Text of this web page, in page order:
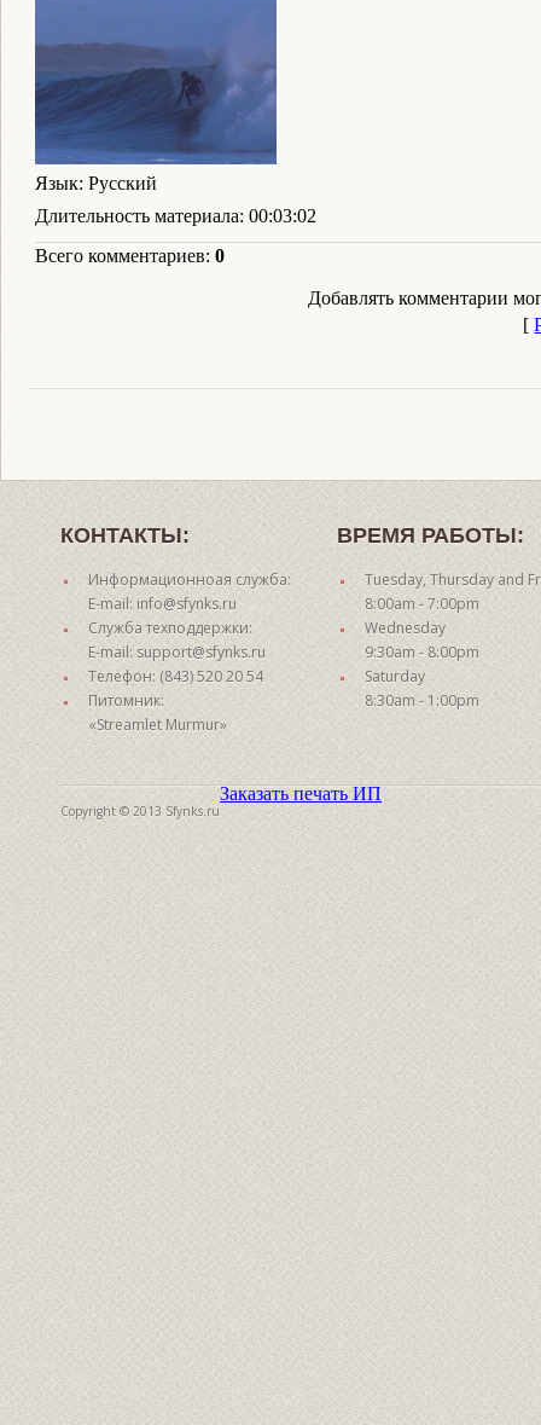
Язык: Русский
Длительность материала: 00:03:02
Всего комментариев: 0
Добавлять комментарии
[
КОНТАКТЫ:
Информационноая служба:
E-mail: info@sfynks.ru
Служба техподдержки:
E-mail: support@sfynks.ru
Телефон: (843) 520 20 54
Питомник:
«Streamlet Murmur»
ВРЕМЯ РАБОТЫ:
Tuesday, Thursday and
8:00am - 7:00pm
Wednesday
9:30am - 8:00pm
Saturday
8:30am - 1:00pm
Copyright © 2013 Sfynks.ru
Заказать печать ИП